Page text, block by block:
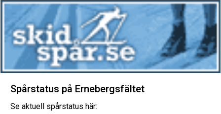
Spårstatus på Ernebergsfältet
Se aktuell spårstatus här: